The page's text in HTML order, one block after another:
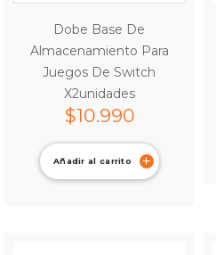
Dobe Base De
Almacenamiento Para
Juegos De Switch
X2unidades
$10.990
Añadir al carrito